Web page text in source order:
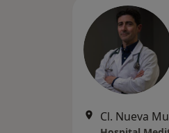
Cl. Nueva